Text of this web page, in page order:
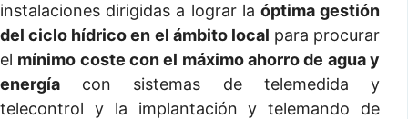
instalaciones dirigidas a lograr la óptima gestión
del ciclo hídrico en el ámbito local para procurar
el mínimo coste con el máximo ahorro de agua y
energía con sistemas de telemedida y
telecontrol y la implantación y telemando de